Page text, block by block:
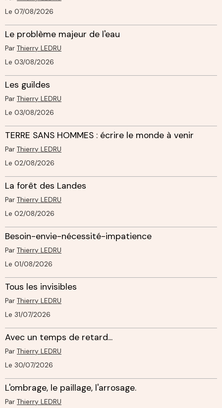
Le 07/08/2026
Le problème majeur de l'eau
Par Thierry LEDRU
Le 03/08/2026
Les guildes
Par Thierry LEDRU
Le 03/08/2026
TERRE SANS HOMMES : écrire le monde à venir
Par Thierry LEDRU
Le 02/08/2026
La forêt des Landes
Par Thierry LEDRU
Le 02/08/2026
Besoin-envie-nécessité-impatience
Par Thierry LEDRU
Le 01/08/2026
Tous les invisibles
Par Thierry LEDRU
Le 31/07/2026
Avec un temps de retard...
Par Thierry LEDRU
Le 30/07/2026
L'ombrage, le paillage, l'arrosage.
Par Thierry LEDRU